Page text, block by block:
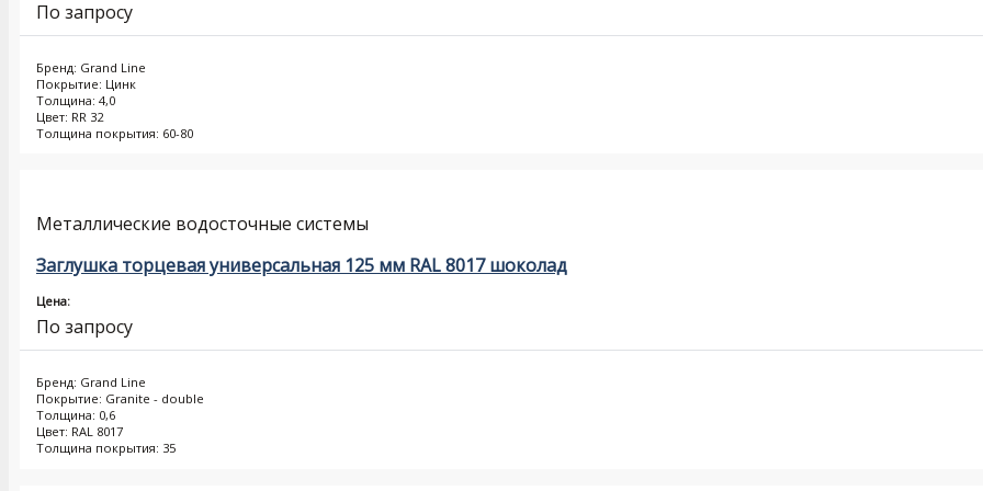
По запросу
Бренд: Grand Line
Покрытие: Цинк
Толщина: 4,0
Цвет: RR 32
Толщина покрытия: 60-80
Металлические водосточные системы
Заглушка торцевая универсальная 125 мм RAL 8017 шоколад
Цена:
По запросу
Бренд: Grand Line
Покрытие: Granite - double
Толщина: 0,6
Цвет: RAL 8017
Толщина покрытия: 35